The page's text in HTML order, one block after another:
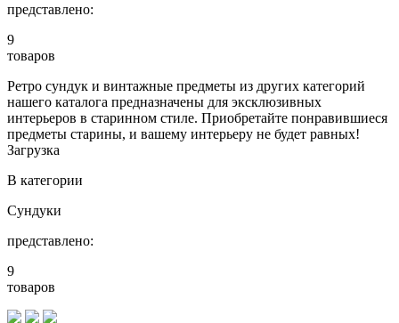
представлено:
9
товаров
Ретро сундук и винтажные предметы из других категорий
нашего каталога предназначены для эксклюзивных
интерьеров в старинном стиле. Приобретайте понравившиеся
предметы старины, и вашему интерьеру не будет равных!
Загрузка
В категории
Сундуки
представлено:
9
товаров